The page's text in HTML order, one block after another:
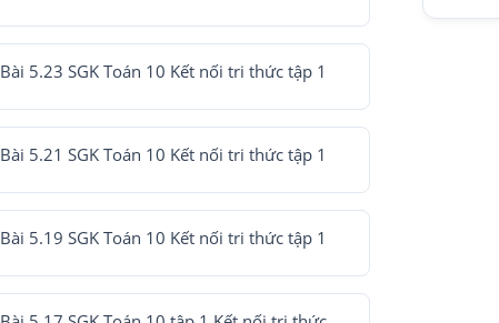
Bài 5.23 SGK Toán 10 Kết nối tri thức tập 1
Bài 5.21 SGK Toán 10 Kết nối tri thức tập 1
Bài 5.19 SGK Toán 10 Kết nối tri thức tập 1